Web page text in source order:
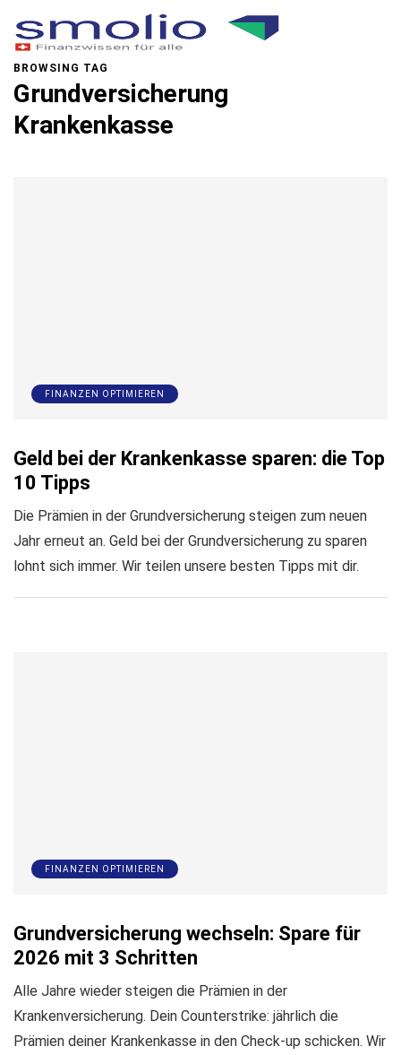
BROWSING TAG
Grundversicherung
Krankenkasse
FINANZEN OPTIMIEREN
Geld bei der Krankenkasse sparen: die Top
10 Tipps
Die Prämien in der Grundversicherung steigen zum neuen
Jahr erneut an. Geld bei der Grundversicherung zu sparen
lohnt sich immer. Wir teilen unsere besten Tipps mit dir.
FINANZEN OPTIMIEREN
Grundversicherung wechseln: Spare für
2026 mit 3 Schritten
Alle Jahre wieder steigen die Prämien in der
Krankenversicherung. Dein Counterstrike: jährlich die
Prämien deiner Krankenkasse in den Check-up schicken. Wir